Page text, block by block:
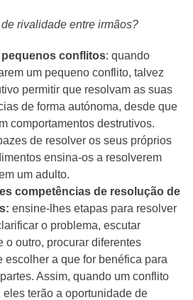
rivalidade entre irmãos?
pequenos conflitos: quando
um pequeno conflito, talvez
permitir que resolvam as suas
de forma autónoma, desde que
comportamentos destrutivos.
de resolver os seus próprios
ensina-os a resolverem
um adulto.
competências de resolução de
ensine-lhes etapas para resolver
o problema, escutar
o outro, procurar diferentes
escolher a que for benéfica para
Assim, quando um conflito
eles terão a oportunidade de